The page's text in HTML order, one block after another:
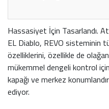
Hassasiyet İçin Tasarlandı.
EL Diablo, REVO sisteminin
özelliklerini, özellikle de
mükemmel dengeli kontrol
kapağı ve merkez
ediyor.